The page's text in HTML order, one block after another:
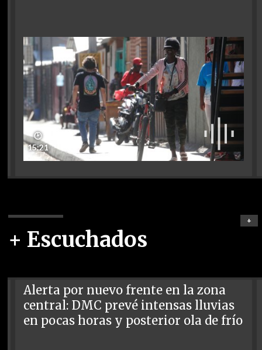
🕑
15:21
+ Escuchados
+
Alerta por nuevo frente en la zona
central: DMC prevé intensas lluvias
en pocas horas y posterior ola de frío